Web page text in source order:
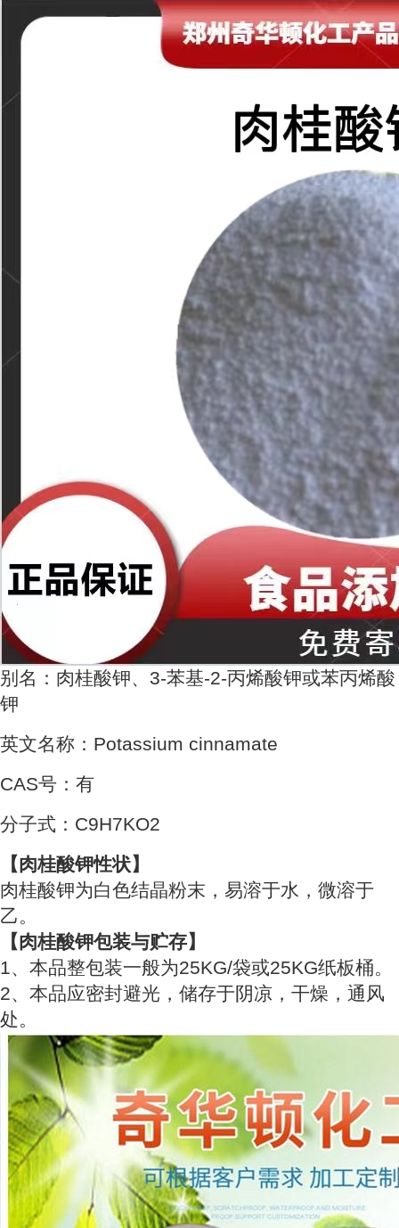
别名：肉桂酸钾、3-苯基-2-丙烯酸钾或苯丙烯酸
钾
英文名称：Potassium cinnamate
CAS号：有
分子式：C9H7KO2
【肉桂酸钾性状】
肉桂酸钾为白色结晶粉末，易溶于水，微溶于
乙。
【肉桂酸钾包装与贮存】
1、本品整包装一般为25KG/袋或25KG纸板桶。
2、本品应密封避光，储存于阴凉，干燥，通风
处。